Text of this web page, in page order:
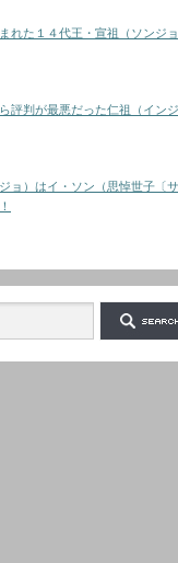
れた１４代王・宣祖（ソンジ
評判が最悪だった仁祖（インジ
ョ）はイ・ソン（思悼世子〔